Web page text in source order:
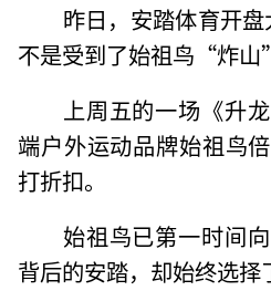
昨日，安踏体育开
不是受到了始祖鸟“炸山
上周五的一场《升
端户外运动品牌始祖鸟
打折扣。
始祖鸟已第一时间
背后的安踏，却始终选择